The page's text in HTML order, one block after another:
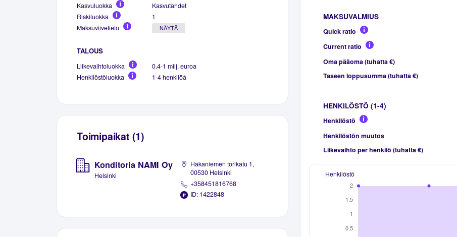
Kasvuluokka
Kasvutähdet
Riskiluokka
1
Maksuviivetieto
NÄYTÄ
TALOUS
Liikevaihtoluokka
0.4-1 milj. euroa
Henkilöstöluokka
1-4 henkilöä
Toimipaikat (1)
Konditoria NAMI Oy
Helsinki
Hakaniemen torikatu 1,
00530 Helsinki
+358451816768
ID: 1422848
MAKSUVALMIUS
Quick ratio
Current ratio
Oma pääoma (tuhatta €)
Taseen loppusumma (tuhatta €)
HENKILÖSTÖ (1-4)
Henkilöstö
Henkilöstön muutos
Liikevaihto per henkilö (tuhatta €)
Henkilöstö